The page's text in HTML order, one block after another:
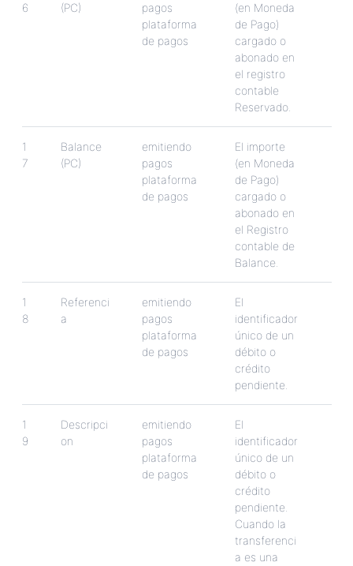
6
(PC)
pagos
plataforma
de pagos
(en Moneda
de Pago)
cargado o
abonado en
el registro
contable
Reservado.
1
7
Balance
(PC)
emitiendo
pagos
plataforma
de pagos
El importe
(en Moneda
de Pago)
cargado o
abonado en
el Registro
contable de
Balance
1
8
Referenci
a
emitiendo
pagos
plataforma
de pagos
El
identificador
único de un
débito o
crédito
pendiente
1
9
Descripci
on
emitiendo
pagos
plataforma
de pagos
El
identificador
único de un
débito o
crédito
pendiente
Cuando la
transferenci
a es una